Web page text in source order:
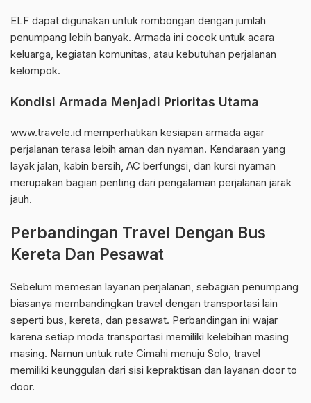
ELF dapat digunakan untuk rombongan dengan jumlah
penumpang lebih banyak. Armada ini cocok untuk acara
keluarga, kegiatan komunitas, atau kebutuhan perjalanan
kelompok.
Kondisi Armada Menjadi Prioritas Utama
www.travele.id memperhatikan kesiapan armada agar
perjalanan terasa lebih aman dan nyaman. Kendaraan yang
layak jalan, kabin bersih, AC berfungsi, dan kursi nyaman
merupakan bagian penting dari pengalaman perjalanan jarak
jauh.
Perbandingan Travel Dengan Bus
Kereta Dan Pesawat
Sebelum memesan layanan perjalanan, sebagian penumpang
biasanya membandingkan travel dengan transportasi lain
seperti bus, kereta, dan pesawat. Perbandingan ini wajar
karena setiap moda transportasi memiliki kelebihan masing
masing. Namun untuk rute Cimahi menuju Solo, travel
memiliki keunggulan dari sisi kepraktisan dan layanan door to
door.